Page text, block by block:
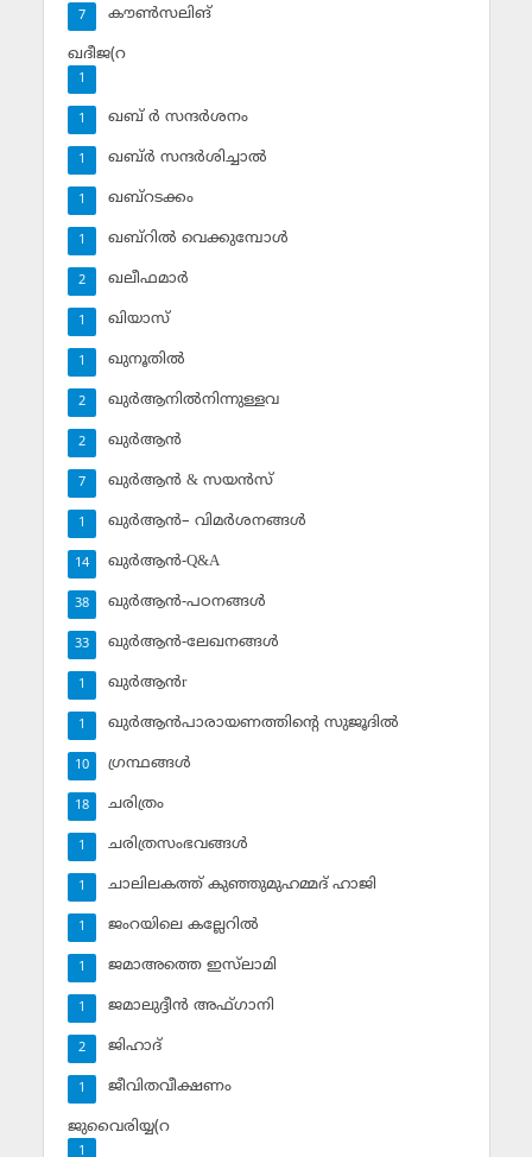
കൗണ്‍സലിങ്‌
7
ഖദീജ(റ
1
ഖബ് ര്‍ സന്ദര്‍ശനം
1
ഖബ്ര്‍ സന്ദര്‍ശിച്ചാല്‍
1
ഖബ്‌റടക്കം
1
ഖബ്‌റില്‍ വെക്കുമ്പോള്‍
1
ഖലീഫമാര്‍
2
ഖിയാസ്
1
ഖുനൂതില്‍
1
ഖുര്‍ആനില്‍നിന്നുള്ളവ
2
ഖുര്‍ആന്‍
2
ഖുര്‍ആന്‍ & സയന്‍സ്‌
7
ഖുര്‍ആന്‍– വിമര്‍ശനങ്ങള്‍
1
ഖുര്‍ആന്‍-Q&A
14
ഖുര്‍ആന്‍-പഠനങ്ങള്‍
38
ഖുര്‍ആന്‍-ലേഖനങ്ങള്‍
33
ഖുര്‍ആന്‍r
1
ഖുര്‍ആന്‍പാരായണത്തിന്റെ സുജൂദില്‍
1
ഗ്രന്ഥങ്ങള്‍
10
ചരിത്രം
18
ചരിത്രസംഭവങ്ങള്‍
1
ചാലിലകത്ത് കുഞ്ഞുമുഹമ്മദ് ഹാജി
1
ജംറയിലെ കല്ലേറില്‍
1
ജമാഅത്തെ ഇസ്‌ലാമി
1
ജമാലുദ്ദീന്‍ അഫ്ഗാനി
1
ജിഹാദ്‌
2
ജീവിതവീക്ഷണം
1
ജുവൈരിയ്യ(റ
1